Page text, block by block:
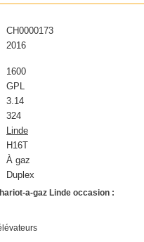
CH0000173
2016
1600
GPL
3.14
324
Linde
H16T
À gaz
Duplex
a-gaz Linde occasion :